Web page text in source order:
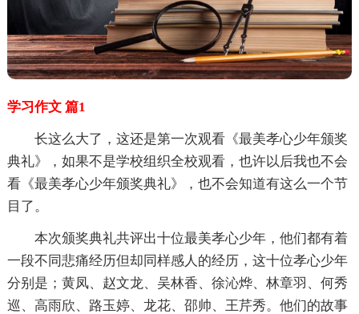
学习作文 篇1
长这么大了，这还是第一次观看《最美孝心少年颁奖
典礼》，如果不是学校组织全校观看，也许以后我也不会
看《最美孝心少年颁奖典礼》，也不会知道有这么一个节
目了。
本次颁奖典礼共评出十位最美孝心少年，他们都有着
一段不同悲痛经历但却同样感人的经历，这十位孝心少年
分别是；黄凤、赵文龙、吴林香、徐沁烨、林章羽、何秀
巡、高雨欣、路玉婷、龙花、邵帅、王芹秀。他们的故事